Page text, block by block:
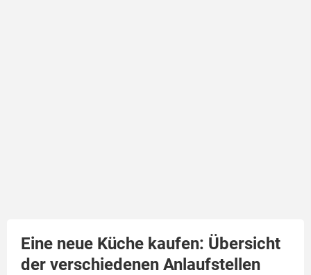
Eine neue Küche kaufen: Übersicht
der verschiedenen Anlaufstellen